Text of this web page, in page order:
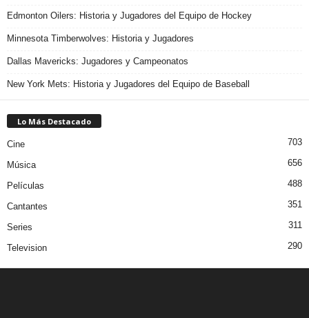
Edmonton Oilers: Historia y Jugadores del Equipo de Hockey
Minnesota Timberwolves: Historia y Jugadores
Dallas Mavericks: Jugadores y Campeonatos
New York Mets: Historia y Jugadores del Equipo de Baseball
Lo Más Destacado
Cine 703
Música 656
Películas 488
Cantantes 351
Series 311
Television 290